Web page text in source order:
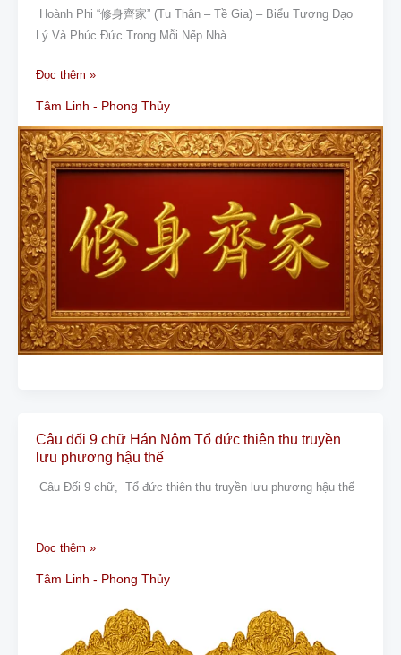
Hoành Phi “修身齊家” (Tu Thân – Tề Gia) – Biểu Tượng Đạo
Lý Và Phúc Đức Trong Mỗi Nếp Nhà
Tu
Thân
Gia
齊
家
ý
nghĩa
thế
nào?
Đọc thêm »
Tâm Linh - Phong Thủy
Câu đối 9 chữ Hán Nôm Tổ đức thiên thu truyền
lưu phương hậu thế
Câu Đối 9 chữ, Tổ đức thiên thu truyền lưu phương hậu thế
Câu
đối
9
Nôm
Đọc thêm »
Tâm Linh - Phong Thủy